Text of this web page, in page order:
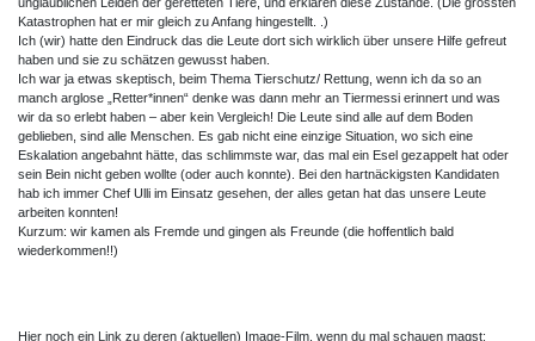
Katastrophen hat er mir gleich zu Anfang hingestellt. .)
Ich (wir) hatte den Eindruck das die Leute dort sich wirklich über unsere Hilfe gefreut
haben und sie zu schätzen gewusst haben.
Ich war ja etwas skeptisch, beim Thema Tierschutz/ Rettung, wenn ich da so an
manch arglose „Retter*innen“ denke was dann mehr an Tiermessi erinnert und was
wir da so erlebt haben – aber kein Vergleich! Die Leute sind alle auf dem Boden
geblieben, sind alle Menschen. Es gab nicht eine einzige Situation, wo sich eine
Eskalation angebahnt hätte, das schlimmste war, das mal ein Esel gezappelt hat oder
sein Bein nicht geben wollte (oder auch konnte). Bei den hartnäckigsten Kandidaten
hab ich immer Chef Ulli im Einsatz gesehen, der alles getan hat das unsere Leute
arbeiten konnten!
Kurzum: wir kamen als Fremde und gingen als Freunde (die hoffentlich bald
wiederkommen!!)
Hier noch ein Link zu deren (aktuellen) Image-Film, wenn du mal schauen magst: